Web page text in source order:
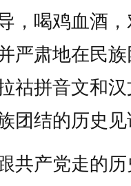
，喝鸡血酒
严肃地在民
祜拼音文和
团结的历史
产党走的历